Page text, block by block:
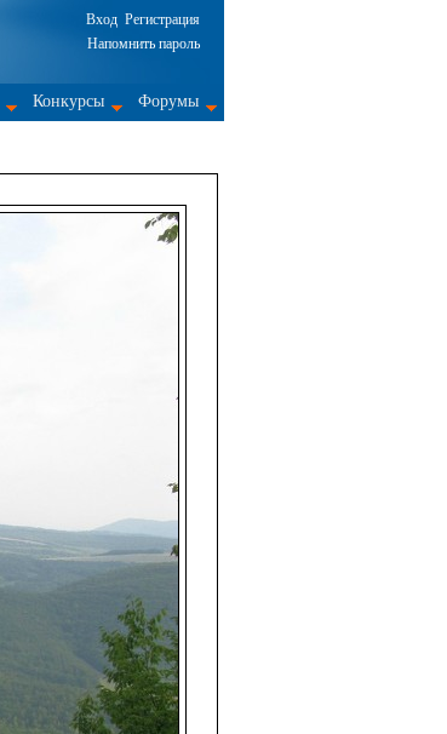
Вход Регистрация
Напомнить пароль
Конкурсы Форумы